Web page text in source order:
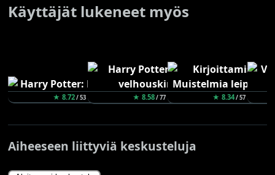
Käyttäjät lukeneet myös
★ 8.72/ 53 ★ 8.58/ 77 ★ 8.34/ 57
Aiheeseen liittyviä keskusteluja